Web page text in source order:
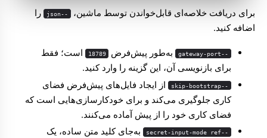
برای دریافت خلاصه‌ای قابل‌خواندن توسط ماشین، --json
را
اضافه کنید.
--gateway-port به‌طور پیش‌فرض 18789
است؛ فقط
برای بازنویسی آن، این گزینه را وارد کنید.
--skip-bootstrap
از ایجاد فایل‌های پیش‌فرض فضای
کاری جلوگیری می‌کند و برای خودکارسازی‌هایی است که
فضای کاری خود را از پیش آماده می‌کنند.
--secret-input-mode ref
به‌جای کلید متن ساده، یک